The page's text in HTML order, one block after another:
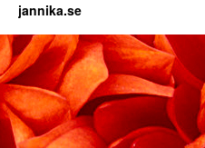
jannika.se